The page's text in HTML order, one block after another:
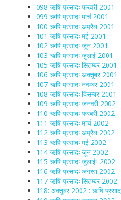
098 ऋषि प्रसादः फरवरी 2001
099 ऋषि प्रसादः मार्च 2001
100 ऋषि प्रसादः अप्रैल 2001
101 ऋषि प्रसादः मई 2001
102 ऋषि प्रसादः जून 2001
103 ऋषि प्रसादः जुलाई 2001
105 ऋषि प्रसादः सितम्बर 2001
106 ऋषि प्रसादः अक्तूबर 2001
107 ऋषि प्रसादः नवम्बर 2001
108 ऋषि प्रसादः दिसम्बर 2001
109 ऋषि प्रसादः जनवरी 2002
110 ऋषि प्रसादः फरवरी 2002
111 ऋषि प्रसादः मार्च 2002
112 ऋषि प्रसादः अप्रैल 2002
113 ऋषि प्रसादः मई 2002
114 ऋषि प्रसादः जून 2002
115 ऋषि प्रसादः जुलाईः 2002
116 ऋषि प्रसादः अगस्त 2002
117 ऋषि प्रसादः सितम्बर 2002
118: अक्तूबर 2002 : ऋषि प्रसाद